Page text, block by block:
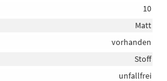
10
Matt
vorhanden
Stoff
unfallfrei